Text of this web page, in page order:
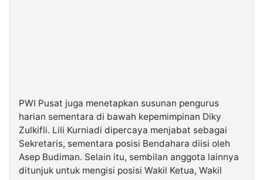
PWI Pusat juga menetapkan susunan pengurus
harian sementara di bawah kepemimpinan Diky
Zulkifli. Lili Kurniadi dipercaya menjabat sebagai
Sekretaris, sementara posisi Bendahara diisi oleh
Asep Budiman. Selain itu, sembilan anggota lainnya
ditunjuk untuk mengisi posisi Wakil Ketua, Wakil